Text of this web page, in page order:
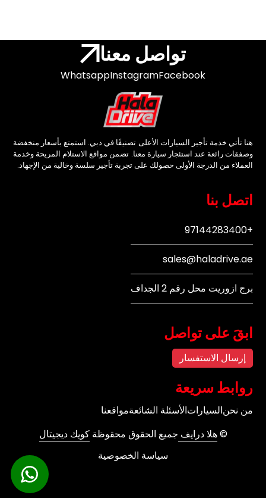
تواصل معنا
Facebook
Instagram
Whatsapp
هنا تأتي خدمة تأجير السيارات الأعلى تصنيفًا في دبي. استمتع بأسعار منخفضة
وصفقات رائعة عند استئجار سيارة معنا. تضمن مواقع الاستلام المريحة وخدمة
العملاء من الدرجة الأولى حصولك على تجربة تأجير سلسة وخالية من الإجهاد.
اتصل بنا
+97144283400
sales@haladrive.ae
برج ازوريت محل رقم 2 الجداف
ابقَ على تواصل
إرسال الاستفسار
روابط سريعة
من نحنالسياراتالأسئلة الشائعةمواقعنا
©هلا درايف جميع الحقوق محقوظةكويك ديجيتال
سياسة الخصوصية